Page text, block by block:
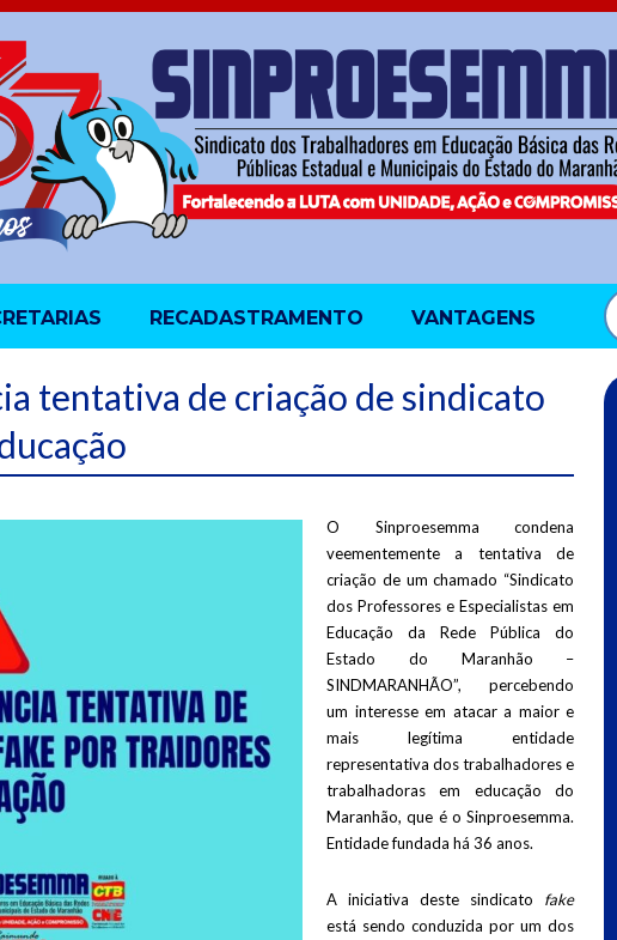
RECADASTRAMENTO VANTAGENS
tentativa de criação de sindicato
O Sinproesemma condena
veementemente a tentativa de
criação de um chamado “Sindicato
dos Professores e Especialistas em
Educação da Rede Pública do
Estado do Maranhão –
SINDMARANHÃO”, percebendo
um interesse em atacar a maior e
mais legítima entidade
representativa dos trabalhadores e
trabalhadoras em educação do
Maranhão, que é o Sinproesemma.
Entidade fundada há 36 anos.
A iniciativa deste sindicato fake
está sendo conduzida por um dos